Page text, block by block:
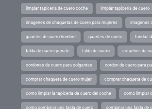
limpiar tapiceria de cuero coche limpiar tapiceria de cuero
imagenes de chaquetas de cuero para mujeres imagenes
guantes de cuero hombre guantes de cuero fundas
falda de cuero granate falda de cuero estuches de
cordones de cuero para colgantes cordon de cuero para
comprar chaqueta de cuero mujer comprar chaqueta de
como limpiar la tapiceria de cuero del coche como limpiar
como combinar una falda de cuero combinar una falda de